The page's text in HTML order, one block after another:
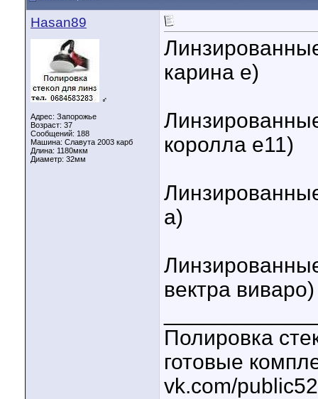
Hasan89
♂
Адрес: Запорожье
Возраст: 37
Сообщений: 188
Машина: Славута 2003 карб
Длина: 1180мкм
Диаметр: 32мм
карина е)
королла е11)
а)
вектра виваро)
Полировка
готовые
vk.com/